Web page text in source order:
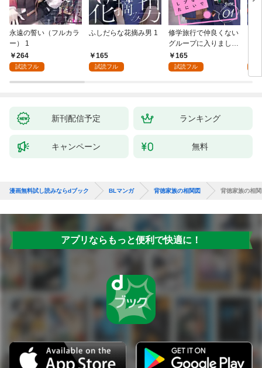
永遠の誓い（フルカラ
ー） 1
264
試読フル
ふしだらな花摘み男 1
165
試読フル
修学旅行で仲良くない
グループに入りました
【単話版】1巻
165
試読フル
が
ら
新刊配信予定 ランキング
キャンペーン 無料
漫画無料試し読みならdブック BLマンガ 背徳家族の相関図 背徳家族の相
アプリならもっと便利で快適に！